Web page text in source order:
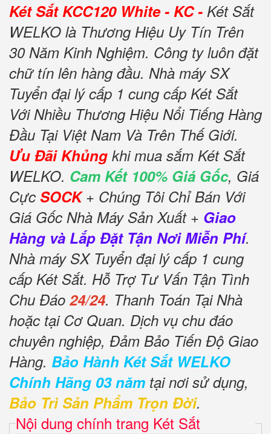
Két Sắt KCC120 White - KC - Két Sắt
WELKO là Thương Hiệu Uy Tín Trên
30 Năm Kinh Nghiệm. Công ty luôn đặt
chữ tín lên hàng đầu. Nhà máy SX
Tuyển đại lý cấp 1 cung cấp Két Sắt
Với Nhiều Thương Hiệu Nổi Tiếng Hàng
Đầu Tại Việt Nam Và Trên Thế Giới.
Ưu Đãi Khủng khi mua sắm Két Sắt
WELKO. Cam Kết 100% Giá Gốc, Giá
Cực SOCK+ Chúng Tôi Chỉ Bán Với
Giá Gốc Nhà Máy Sản Xuất + Giao
Hàng và Lắp Đặt Tận Nơi Miễn Phí.
Nhà máy SX Tuyển đại lý cấp 1 cung
cấp Két Sắt. Hỗ Trợ Tư Vấn Tận Tình
Chu Đáo 24/24. Thanh Toán Tại Nhà
hoặc tại Cơ Quan. Dịch vụ chu đáo
chuyên nghiệp, Đảm Bảo Tiến Độ Giao
Hàng. Bảo Hành Két Sắt WELKO
Chính Hãng 03 năm tại nơi sử dụng,
Bảo Trì Sản Phẩm Trọn Đời.
Nội dung chính trang Két Sắt